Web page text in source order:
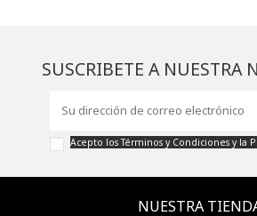
SUSCRIBETE A NUESTRA
Acepto losTérminos y Condicionesy la
NUESTRA